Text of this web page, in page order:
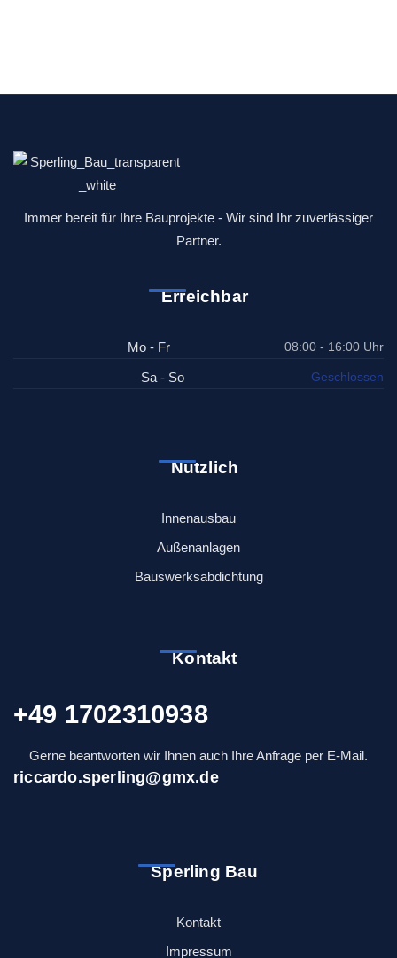
Immer bereit für Ihre Bauprojekte - Wir sind Ihr zuverlässiger
Partner.
Erreichbar
Mo - Fr 08:00 - 16:00 Uhr
Sa - So Geschlossen
Nützlich
Innenausbau
Außenanlagen
Bauswerksabdichtung
Kontakt
+49 1702310938
Gerne beantworten wir Ihnen auch Ihre Anfrage per E-Mail.
riccardo.sperling@gmx.de
Sperling Bau
Kontakt
Impressum